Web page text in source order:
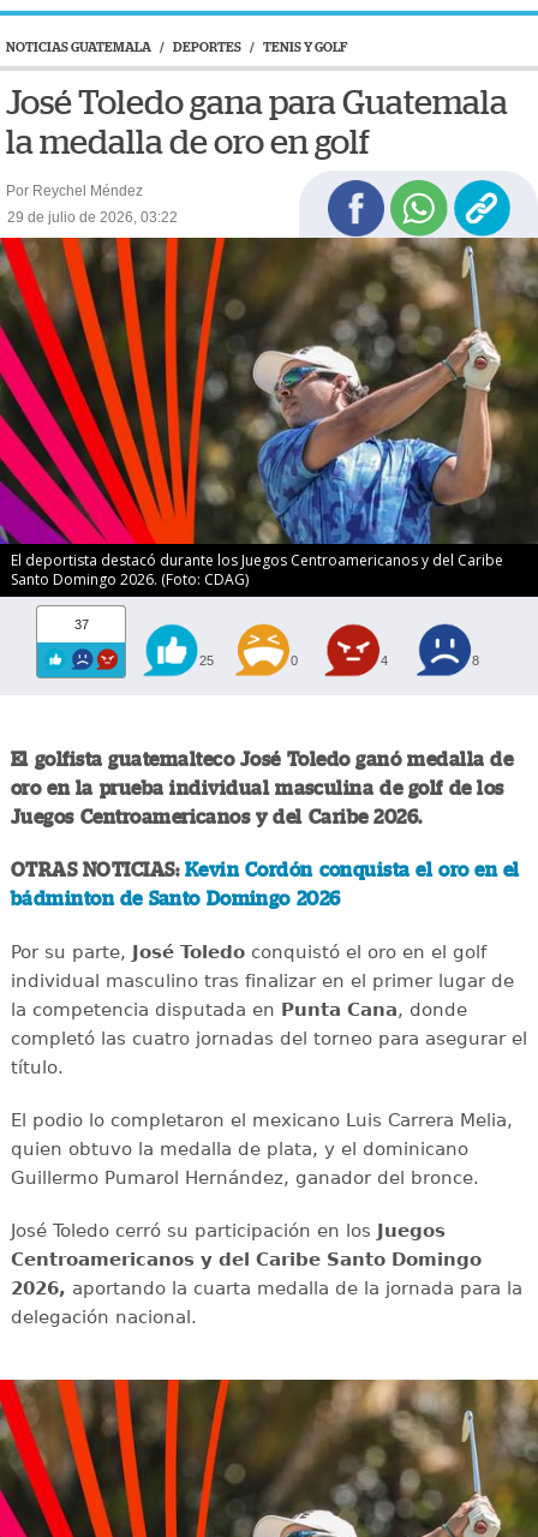
NOTICIAS GUATEMALA / DEPORTES / TENIS Y GOLF
José Toledo gana para Guatemala
la medalla de oro en golf
Por Reychel Méndez
29 de julio de 2026, 03:22
El deportista destacó durante los Juegos Centroamericanos y del Caribe
Santo Domingo 2026. (Foto: CDAG)
37
25 0 4 8
El golfista guatemalteco José Toledo ganó medalla de
oro en la prueba individual masculina de golf de los
Juegos Centroamericanos y del Caribe 2026.
OTRAS NOTICIAS: Kevin Cordón conquista el oro en el
bádminton de Santo Domingo 2026
Por su parte, José Toledoconquistó el oro en el golf
individual masculino tras finalizar en el primer lugar de
la competencia disputada en Punta Cana, donde
completó las cuatro jornadas del torneo para asegurar el
título.
El podio lo completaron el mexicano Luis Carrera Melia,
quien obtuvo la medalla de plata, y el dominicano
Guillermo Pumarol Hernández, ganador del bronce.
José Toledo cerró su participación en los
Juegos
Centroamericanos y del Caribe Santo Domingo
2026, aportando la cuarta medalla de la jornada para la
delegación nacional.